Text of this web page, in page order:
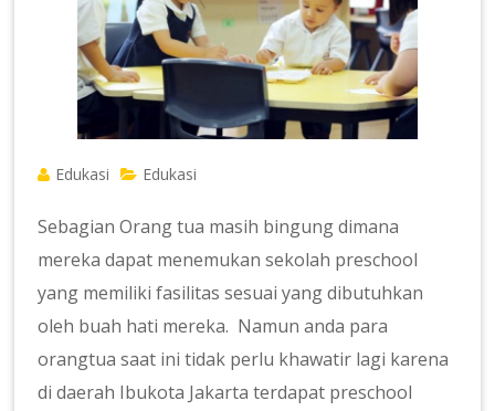
Edukasi Edukasi
Sebagian Orang tua masih bingung dimana
mereka dapat menemukan sekolah preschool
yang memiliki fasilitas sesuai yang dibutuhkan
oleh buah hati mereka. Namun anda para
orangtua saat ini tidak perlu khawatir lagi karena
di daerah Ibukota Jakarta terdapat preschool